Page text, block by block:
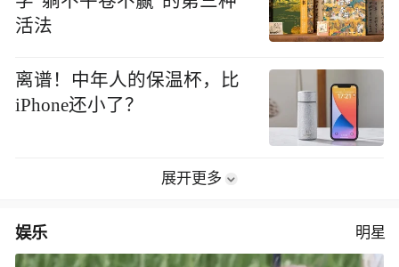
活法
离谱！中年人的保温杯，比
iPhone还小了？
展开更多
娱乐 明星